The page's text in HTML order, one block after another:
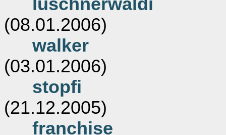
luschnerwaldi
(08.01.2006)
walker
(03.01.2006)
stopfi
(21.12.2005)
franchise